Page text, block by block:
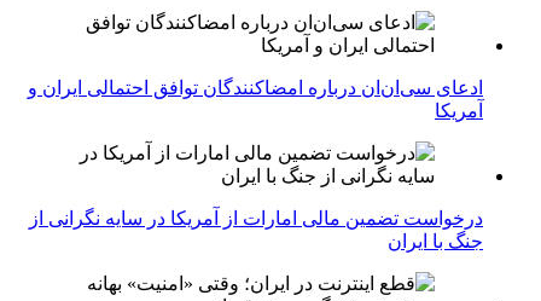
ادعای سی‌ان‌ان درباره امضاکنندگان توافق احتمالی ایران و
آمریکا
درخواست تضمین مالی امارات از آمریکا در سایه نگرانی از
جنگ با ایران